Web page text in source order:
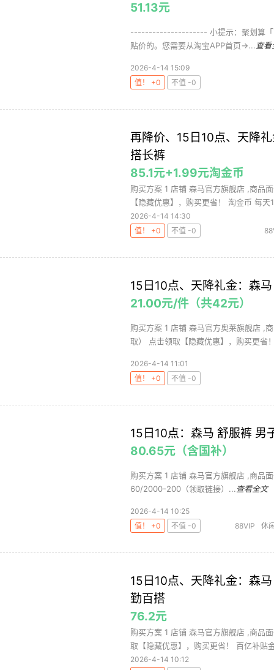
51.13元
--------------------- 小提示：聚划算「百
贴价的。您需要从淘宝APP首页->... 查看
2026-4-14 15:09
值！ +0
不值 -0
再降价、15日10点、天降
搭长裤
85.1元+1.99元淘金币
购买方案 1 店铺 森马官方旗舰店 ,商品
【隐藏优惠】，购买更省！ 淘金币 每天
2026-4-14 14:30
值！ +0
不值 -0
15日10点、天降礼金：森
21.00元/件（共42元）
购买方案 1 店铺 森马官方奥莱旗舰店 ,
取） 点击领取【隐藏优惠】，购买更省
2026-4-14 11:01
值！ +0
不值 -0
15日10点：森马 舒服裤 男
80.65元（含国补）
购买方案 1 店铺 森马官方旗舰店 ,商
60/2000-200（领取链接）... 查看全文
2026-4-14 10:25
值！ +0
不值 -0 88VIP 休
15日10点、天降礼金：森
勤百搭
76.2元
购买方案 1 店铺 森马官方旗舰店 ,商品
取【隐藏优惠】，购买更省！ 百亿补贴
2026-4-14 10:12